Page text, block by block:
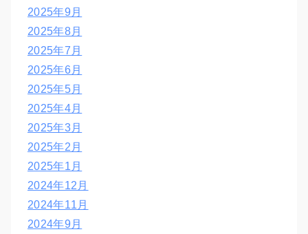
2025年9月
2025年8月
2025年7月
2025年6月
2025年5月
2025年4月
2025年3月
2025年2月
2025年1月
2024年12月
2024年11月
2024年9月